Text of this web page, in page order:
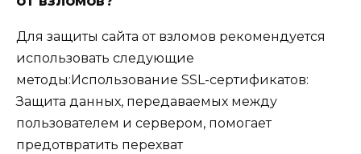
Для защиты сайта от взломов рекомендуется
использовать следующие
методы:Использование SSL-сертификатов:
Защита данных, передаваемых между
пользователем и сервером, помогает
предотвратить перехват